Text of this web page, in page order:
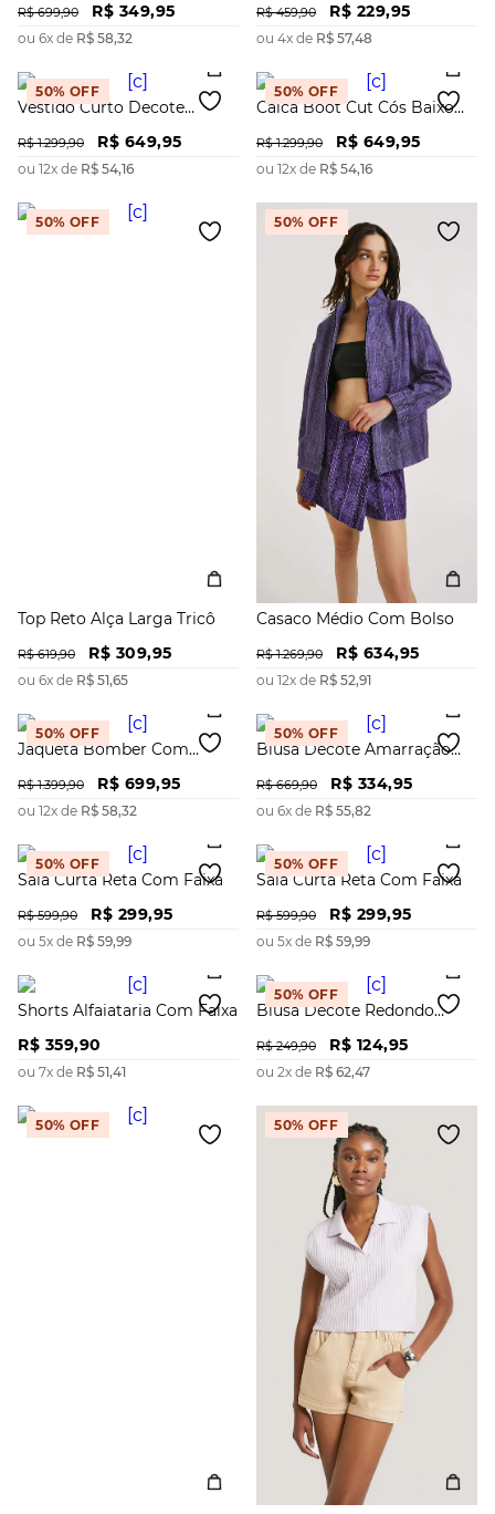
R$ 699,90 R$ 349,95
ou 6x de R$ 58,32
R$ 459,90 R$ 229,95
ou 4x de R$ 57,48
50% OFF
Vestido Curto Decote
R$ 1.299,90 R$ 649,95
ou 12x de R$ 54,16
50% OFF
Calca Boot Cut Cós Baixo
R$ 1.299,90 R$ 649,95
ou 12x de R$ 54,16
50% OFF
Top Reto Alça Larga Tricô
R$ 619,90 R$ 309,95
ou 6x de R$ 51,65
50% OFF
Casaco Médio Com Bolso
R$ 1.269,90 R$ 634,95
ou 12x de R$ 52,91
50% OFF
Jaqueta Bomber Com
R$ 1.399,90 R$ 699,95
ou 12x de R$ 58,32
50% OFF
Blusa Decote Amarração
R$ 669,90 R$ 334,95
ou 6x de R$ 55,82
50% OFF
Saia Curta Reta Com Faixa
R$ 599,90 R$ 299,95
ou 5x de R$ 59,99
50% OFF
Saia Curta Reta Com Faixa
R$ 599,90 R$ 299,95
ou 5x de R$ 59,99
Shorts Alfaiataria Com Faixa
R$ 359,90
ou 7x de R$ 51,41
50% OFF
Blusa Decote Redondo
R$ 249,90 R$ 124,95
ou 2x de R$ 62,47
50% OFF 50% OFF